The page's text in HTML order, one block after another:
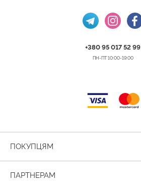
+380 95 017 52 99
ПН-ПТ 10:00-19:00
ПОКУПЦЯМ
ПАРТНЕРАМ